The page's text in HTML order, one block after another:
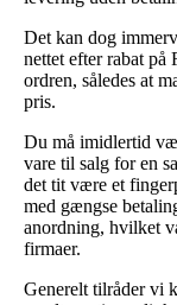
Det kan dog
nettet efter rabat
ordren, således at
pris.
Du må imidlertid
vare til salg for en
det tit være et
med gængse
anordning, hvilket
firmaer.
Generelt tilråder vi